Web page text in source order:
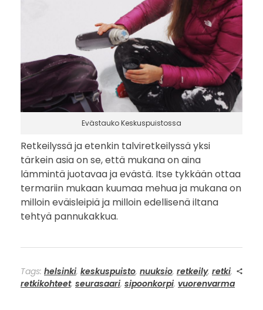
Evästauko Keskuspuistossa
Retkeilyssä ja etenkin talviretkeilyssä yksi
tärkein asia on se, että mukana on aina
lämmintä juotavaa ja evästä. Itse tykkään ottaa
termariin mukaan kuumaa mehua ja mukana on
milloin eväisleipiä ja milloin edellisenä iltana
tehtyä pannukakkua.
Tags: helsinki, keskuspuisto, nuuksio, retkeily, retki,
retkikohteet, seurasaari, sipoonkorpi, vuorenvarma